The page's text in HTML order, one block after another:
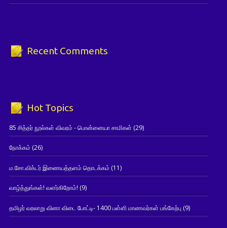
Recent Comments
Hot Topics
85 சித்தர் நூல்கள் விவரம் - பொன்னையா சாமிகள் (29)
நோக்கம் (26)
ம.சோ.விக்டர் இணையத்தளம் தொடக்கம் (11)
வாழ்த்துங்கள்! வளர்கிறோம்! (9)
தமிழர் வரலாறு வினா விடை போட்டி- 1400 பள்ளி மாணவர்கள் பங்கேற்பு(9)